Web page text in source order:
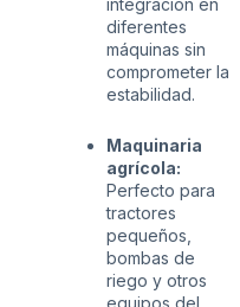
integración en
diferentes
máquinas sin
comprometer la
estabilidad.
Maquinaria
agrícola:
Perfecto para
tractores
pequeños,
bombas de
riego y otros
equipos del